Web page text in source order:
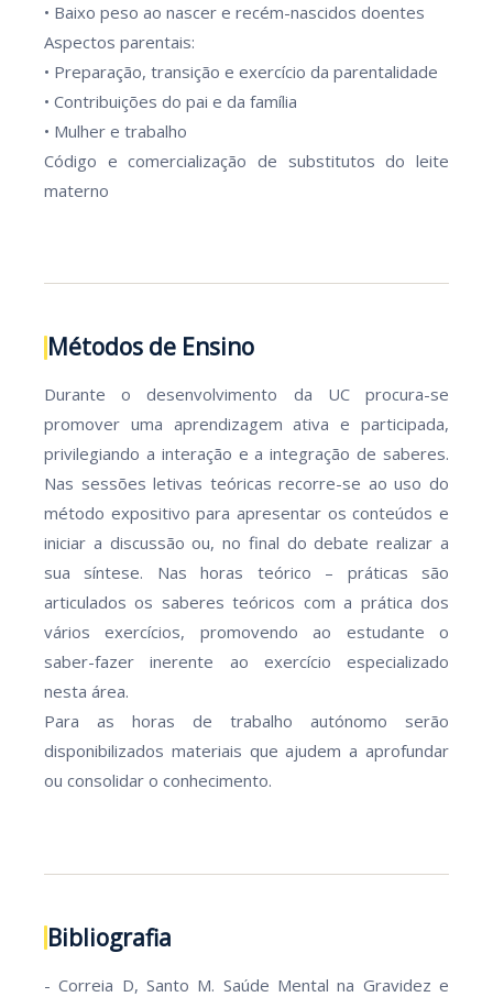
• Baixo peso ao nascer e recém-nascidos doentes
Aspectos parentais:
• Preparação, transição e exercício da parentalidade
• Contribuições do pai e da família
• Mulher e trabalho
Código e comercialização de substitutos do leite
materno
Métodos de Ensino
Durante o desenvolvimento da UC procura-se
promover uma aprendizagem ativa e participada,
privilegiando a interação e a integração de saberes.
Nas sessões letivas teóricas recorre-se ao uso do
método expositivo para apresentar os conteúdos e
iniciar a discussão ou, no final do debate realizar a
sua síntese. Nas horas teórico – práticas são
articulados os saberes teóricos com a prática dos
vários exercícios, promovendo ao estudante o
saber-fazer inerente ao exercício especializado
nesta área.
Para as horas de trabalho autónomo serão
disponibilizados materiais que ajudem a aprofundar
ou consolidar o conhecimento.
Bibliografia
- Correia D, Santo M. Saúde Mental na Gravidez e